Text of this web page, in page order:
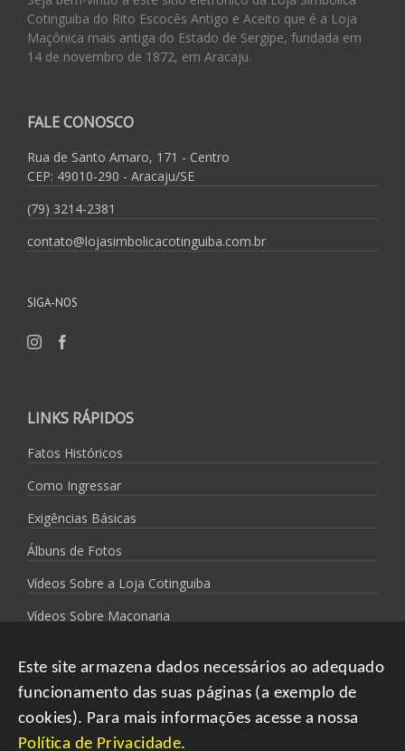
Cotinguiba do Rito Escocês Antigo e Aceito que é a Loja
Maçônica mais antiga do Estado de Sergipe, fundada em
14 de novembro de 1872, em Aracaju.
FALE CONOSCO
Rua de Santo Amaro, 171 - Centro
CEP: 49010-290 - Aracaju/SE
(79) 3214-2381
contato@lojasimbolicacotinguiba.com.br
SIGA-NOS
LINKS RÁPIDOS
Fatos Históricos
Como Ingressar
Exigências Básicas
Álbuns de Fotos
Vídeos Sobre a Loja Cotinguiba
Vídeos Sobre Maçonaria
Este site armazena dados necessários ao adequado
funcionamento das suas páginas (a exemplo de
cookies). Para mais informações acesse a nossa
Política de Privacidade.